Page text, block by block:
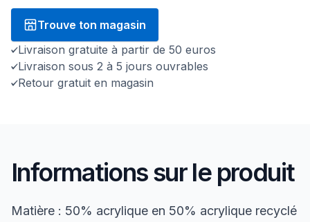
Trouve ton magasin
Livraison gratuite à partir de 50 euros
Livraison sous 2 à 5 jours ouvrables
Retour gratuit en magasin
Informations sur le produit
Matière : 50% acrylique en 50% acrylique recyclé